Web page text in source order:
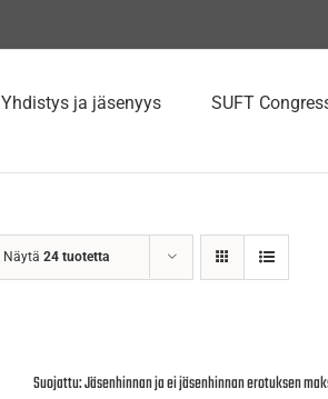
Yhdistys ja jäsenyys SUFT
Näytä 24 tuotetta
Suojattu: Jäsenhinnan ja ei jäsenhinnan erotuksen